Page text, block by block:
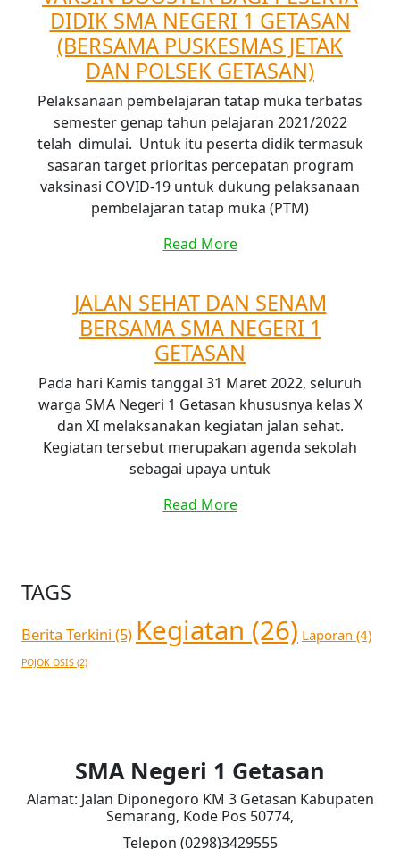
DIDIK SMA NEGERI 1 GETASAN
(BERSAMA PUSKESMAS JETAK
DAN POLSEK GETASAN)
Pelaksanaan pembelajaran tatap muka terbatas
semester genap tahun pelajaran 2021/2022
telah dimulai. Untuk itu peserta didik termasuk
sasaran target prioritas percepatan program
vaksinasi COVID-19 untuk dukung pelaksanaan
pembelajaran tatap muka (PTM)
Read More
JALAN SEHAT DAN SENAM
BERSAMA SMA NEGERI 1
GETASAN
Pada hari Kamis tanggal 31 Maret 2022, seluruh
warga SMA Negeri 1 Getasan khususnya kelas X
dan XI melaksanakan kegiatan jalan sehat.
Kegiatan tersebut merupakan agenda sekolah
sebagai upaya untuk
Read More
TAGS
Berita Terkini (5) Kegiatan (26) Laporan (4)
POJOK OSIS (2)
SMA Negeri 1 Getasan
Alamat: Jalan Diponegoro KM 3 Getasan Kabupaten
Semarang, Kode Pos 50774,
Telepon (0298)3429555